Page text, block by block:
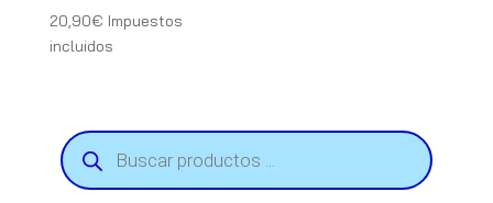
20,90€ Impuestos
incluidos
Búsqueda
de
productos